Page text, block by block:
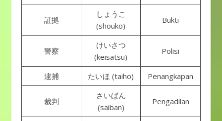
証拠
しょうこ
(shouko)
Bukti
警察
けいさつ
(keisatsu)
Polisi
逮捕 たいほ (taiho) Penangkapan
裁判
さいばん
(saiban)
Pengadilan